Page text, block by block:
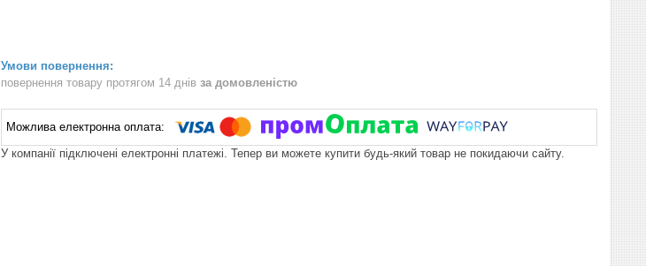
повернення товару протягом 14 днів за домовленістю
У компанії підключені електронні платежі. Тепер ви можете купити будь-який товар не покидаючи сайту.